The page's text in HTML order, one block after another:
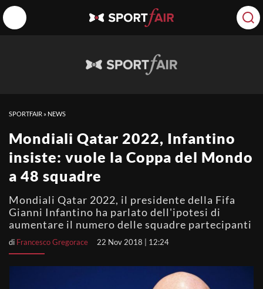
SPORTFAIR » NEWS
Mondiali Qatar 2022, Infantino
insiste: vuole la Coppa del Mondo
a 48 squadre
Mondiali Qatar 2022, il presidente della Fifa
Gianni Infantino ha parlato dell'ipotesi di
aumentare il numero delle squadre partecipanti
di Francesco Gregorace 22 Nov 2018 | 12:24